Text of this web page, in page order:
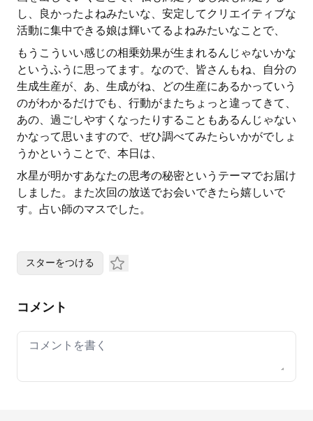
し、良かったよねみたいな、安定してクリエイティブな
活動に集中できる娘は輝いてるよねみたいなことで、
もうこういい感じの相乗効果が生まれるんじゃないかな
というふうに思ってます。なので、皆さんもね、自分の
生成生産が、あ、生成がね、どの生産にあるかっていう
のがわかるだけでも、行動がまたちょっと違ってきて、
あの、過ごしやすくなったりすることもあるんじゃない
かなって思いますので、ぜひ調べてみたらいかがでしょ
うかということで、本日は、
水星が明かすあなたの思考の秘密というテーマでお届け
しました。また次回の放送でお会いできたら嬉しいで
す。占い師のマスでした。
スターをつける
コメント
Your comment